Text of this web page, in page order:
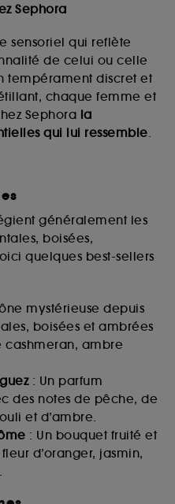
Sephora
sensoriel qui reflète
de celui ou celle
tempérament discret et
chaque femme et
Sephora la
qui lui ressemble.
généralement les
boisées,
quelques best-sellers
mystérieuse depuis
boisées et ambrées
cashmeran, ambre
: Un parfum
des notes de pêche, de
et d’ambre.
: Un bouquet fruité et
d’oranger, jasmin,